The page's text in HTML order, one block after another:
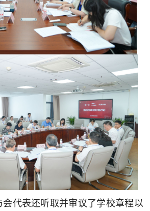
会代表还听取并审议了学校章程以